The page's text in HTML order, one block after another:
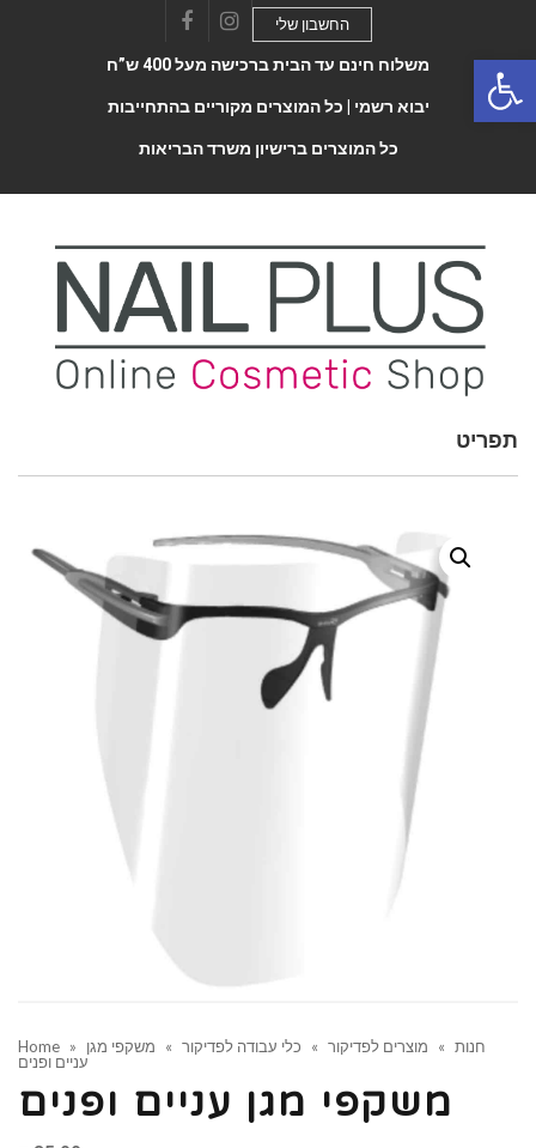
FacebookInstagram
החשבון שלי
משלוח חינם עד הבית ברכישה מעל 400 ש”ח
יבוא רשמי | כל המוצרים מקוריים בהתחייבות
כל המוצרים ברישיון משרד הבריאות
Toggle
תפריט
Home » חנות » מוצרים לפדיקור » כלי עבודה לפדיקור »
משקפי מגן
עניים ופנים
משקפי מגן עניים ופנים